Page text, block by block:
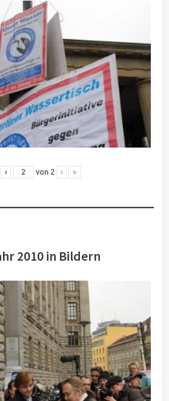
‹ von 2 › »
2010 in Bildern